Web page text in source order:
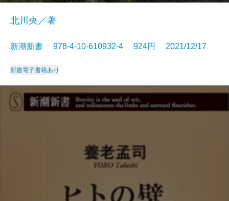
北川央／著
新潮新書 978-4-10-610932-4 924円 2021/12/17
新書電子書籍あり